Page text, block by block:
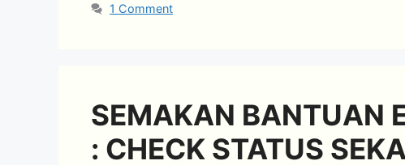
1 Comment
SEMAKAN BANTUAN
: CHECK STATUS